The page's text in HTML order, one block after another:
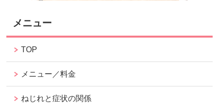
メニュー
TOP
メニュー／料金
ねじれと症状の関係